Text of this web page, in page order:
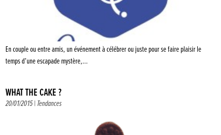
En couple ou entre amis, un événement à célébrer ou juste pour se faire plaisir le
temps d’une escapade mystère,…
WHAT THE CAKE ?
20/01/2015 |Tendances